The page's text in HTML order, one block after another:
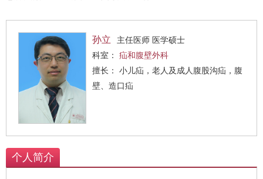
孙立
主任医师 医学硕士
科室： 疝和腹壁外科
擅长： 小儿疝，老人及成人腹股沟疝，腹
壁、造口疝
个人简介